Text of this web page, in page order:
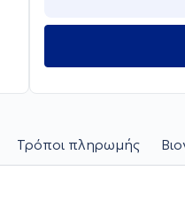
Τρόποι πληρωμής